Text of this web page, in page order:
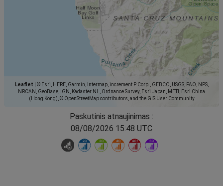
Leaflet
© Esri, HERE, Garmin, Intermap, increment P Corp., GEBCO, USGS, FAO, NPS,
NRCAN, GeoBase, IGN, Kadaster NL, Ordnance Survey, Esri Japan, METI, Esri China
(Hong Kong), © OpenStreetMap contributors, and the GIS User Community
Paskutinis atnaujinimas :
08/08/2026 15:48 UTC